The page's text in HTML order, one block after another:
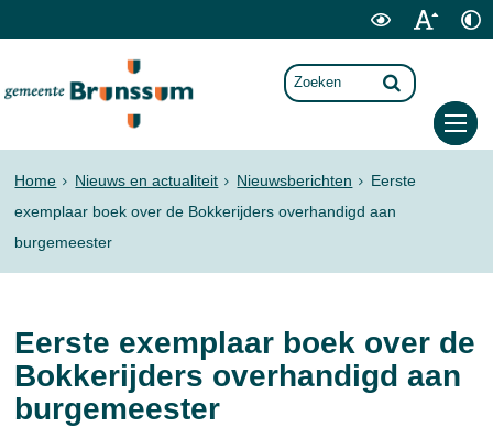
Home Nieuws en actualiteit Nieuwsberichten
Eerste
exemplaar boek over de Bokkerijders overhandigd aan
burgemeester
Eerste exemplaar boek over de
Bokkerijders overhandigd aan
burgemeester